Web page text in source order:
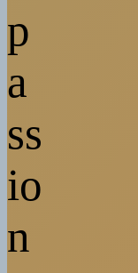
p
a
ss
io
n